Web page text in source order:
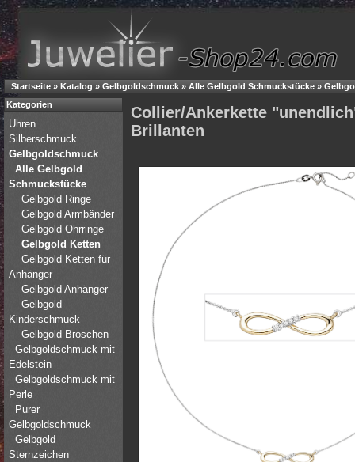
Startseite » Katalog » Gelbgoldschmuck » Alle Gelbgold Schmuckstücke »
Collier/Ankerkette
Brillanten
Kategorien
Uhren
Silberschmuck
Gelbgoldschmuck
Alle Gelbgold
Schmuckstücke
Gelbgold Ringe
Gelbgold Armbänder
Gelbgold Ohrringe
Gelbgold Ketten
Gelbgold Ketten für
Anhänger
Gelbgold Anhänger
Gelbgold
Kinderschmuck
Gelbgold Broschen
Gelbgoldschmuck mit
Edelstein
Gelbgoldschmuck mit
Perle
Purer
Gelbgoldschmuck
Gelbgold
Sternzeichen